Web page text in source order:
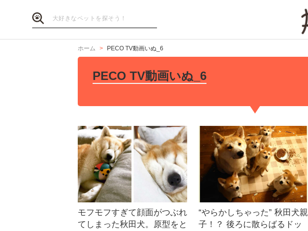
ホーム PECO TV動画いぬ_6
PECO TV動画いぬ_6
モフモフすぎて顔面がつぶれ
てしまった秋田犬。原型をと
“やらかしちゃった” 秋田犬親
子！？ 後ろに散らばるドッ